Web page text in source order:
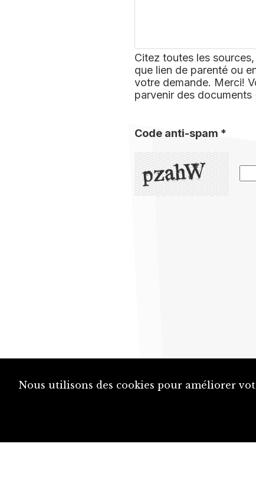
Citez toutes les
que lien de parenté ou
votre demande. Merci!
parvenir des
Code anti-spam *
Nous utilisons des cookies pour améliorer